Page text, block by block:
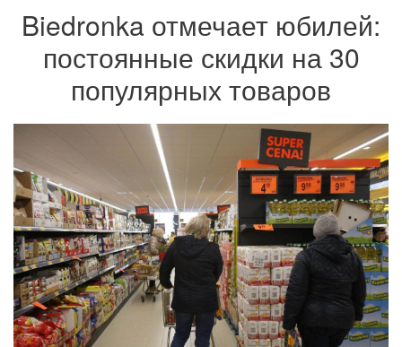
Biedronka отмечает юбилей:
постоянные скидки на 30
популярных товаров